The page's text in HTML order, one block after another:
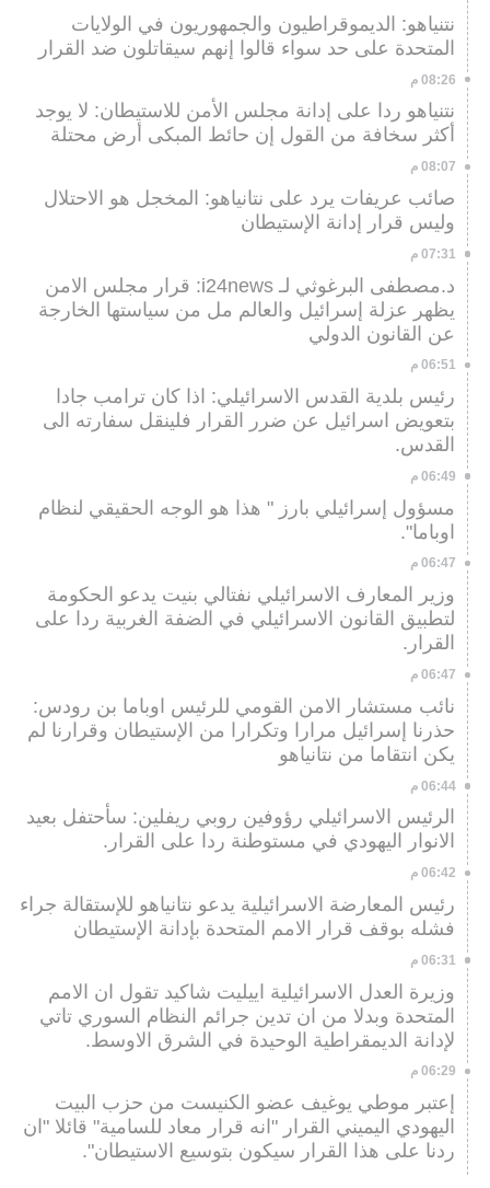
نتنياهو: الديموقراطيون والجمهوريون في الولايات
المتحدة على حد سواء قالوا إنهم سيقاتلون ضد القرار
08:26 م
نتنياهو ردا على إدانة مجلس الأمن للاستيطان: لا يوجد
أكثر سخافة من القول إن حائط المبكى أرض محتلة
08:07 م
صائب عريفات يرد على نتانياهو: المخجل هو الاحتلال
وليس قرار إدانة الإستيطان
07:31 م
د.مصطفى البرغوثي لـ i24news: قرار مجلس الامن
يظهر عزلة إسرائيل والعالم مل من سياستها الخارجة
عن القانون الدولي
06:51 م
رئيس بلدية القدس الاسرائيلي: اذا كان ترامب جادا
بتعويض اسرائيل عن ضرر القرار فلينقل سفارته الى
القدس.
06:49 م
مسؤول إسرائيلي بارز " هذا هو الوجه الحقيقي لنظام
اوباما".
06:47 م
وزير المعارف الاسرائيلي نفتالي بنيت يدعو الحكومة
لتطبيق القانون الاسرائيلي في الضفة الغربية ردا على
القرار.
06:47 م
نائب مستشار الامن القومي للرئيس اوباما بن رودس:
حذرنا إسرائيل مرارا وتكرارا من الإستيطان وقرارنا لم
يكن انتقاما من نتانياهو
06:44 م
الرئيس الاسرائيلي رؤوفين روبي ريفلين: سأحتفل بعيد
الانوار اليهودي في مستوطنة ردا على القرار.
06:42 م
رئيس المعارضة الاسرائيلية يدعو نتانياهو للإستقالة جراء
فشله بوقف قرار الامم المتحدة بإدانة الإستيطان
06:31 م
وزيرة العدل الاسرائيلية اييليت شاكيد تقول ان الامم
المتحدة وبدلا من ان تدين جرائم النظام السوري تاتي
لإدانة الديمقراطية الوحيدة في الشرق الاوسط.
06:29 م
إعتبر موطي يوغيف عضو الكنيست من حزب البيت
اليهودي اليميني القرار "انه قرار معاد للسامية" قائلا "ان
ردنا على هذا القرار سيكون بتوسيع الاستيطان".